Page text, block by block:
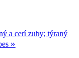
a cerí zuby; týraný
»